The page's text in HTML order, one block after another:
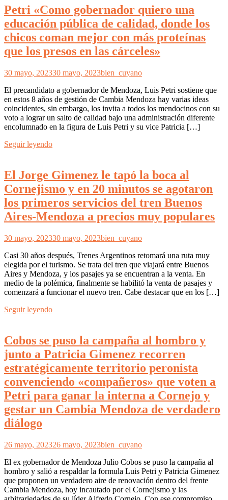
Petri «Como gobernador quiero una
educación pública de calidad, donde los
chicos coman mejor con más proteínas
que los presos en las cárceles»
30 mayo, 202330 mayo, 2023bien_cuyano
El precandidato a gobernador de Mendoza, Luis Petri sostiene que
en estos 8 años de gestión de Cambia Mendoza hay varias ideas
coincidentes, sin embargo, los invita a todos los mendocinos con su
voto a lograr un salto de calidad bajo una administración diferente
encolumnado en la figura de Luis Petri y su vice Patricia […]
Seguir leyendo
El Jorge Gimenez le tapó la boca al
Cornejismo y en 20 minutos se agotaron
los primeros servicios del tren Buenos
Aires-Mendoza a precios muy populares
30 mayo, 202330 mayo, 2023bien_cuyano
Casi 30 años después, Trenes Argentinos retomará una ruta muy
elegida por el turismo. Se trata del tren que viajará entre Buenos
Aires y Mendoza, y los pasajes ya se encuentran a la venta. En
medio de la polémica, finalmente se habilitó la venta de pasajes y
comenzará a funcionar el nuevo tren. Cabe destacar que en los […]
Seguir leyendo
Cobos se puso la campaña al hombro y
junto a Patricia Gimenez recorren
estratégicamente territorio peronista
convenciendo «compañeros» que voten a
Petri para ganar la interna a Cornejo y
gestar un Cambia Mendoza de verdadero
diálogo
26 mayo, 202326 mayo, 2023bien_cuyano
El ex gobernador de Mendoza Julio Cobos se puso la campaña al
hombro y salió a respaldar la formula Luis Petri y Patricia Gimenez
que proponen un verdadero aire de renovación dentro del frente
Cambia Mendoza, hoy incautado por el Cornejismo y las